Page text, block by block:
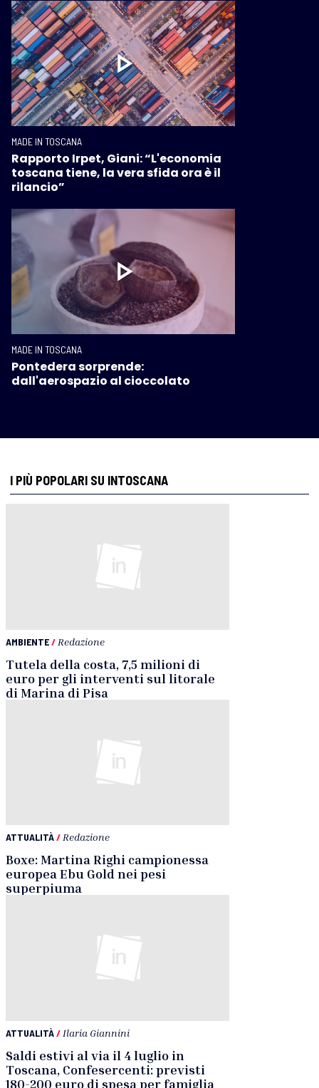
MADE IN TOSCANA
Rapporto Irpet, Giani: “L'economia
toscana tiene, la vera sfida ora è il
rilancio”
MADE IN TOSCANA
Pontedera sorprende:
dall'aerospazio al cioccolato
I PIÙ POPOLARI SU INTOSCANA
AMBIENTE/ Redazione
Tutela della costa, 7,5 milioni di
euro per gli interventi sul litorale
di Marina di Pisa
ATTUALITÀ/ Redazione
Boxe: Martina Righi campionessa
europea Ebu Gold nei pesi
superpiuma
ATTUALITÀ/ Ilaria Giannini
Saldi estivi al via il 4 luglio in
Toscana, Confesercenti: previsti
180-200 euro di spesa per famiglia